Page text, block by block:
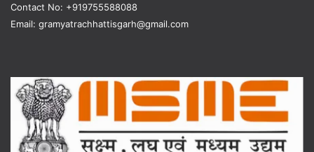
Contact No: +919755588088
Email: gramyatrachhattisgarh@gmail.com